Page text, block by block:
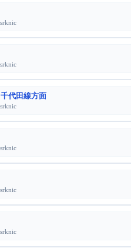
代田線方面